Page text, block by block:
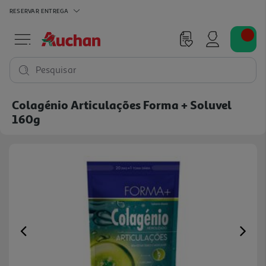
RESERVAR ENTREGA
Pesquisar
Colagénio Articulações Forma + Soluvel
160g
Previous